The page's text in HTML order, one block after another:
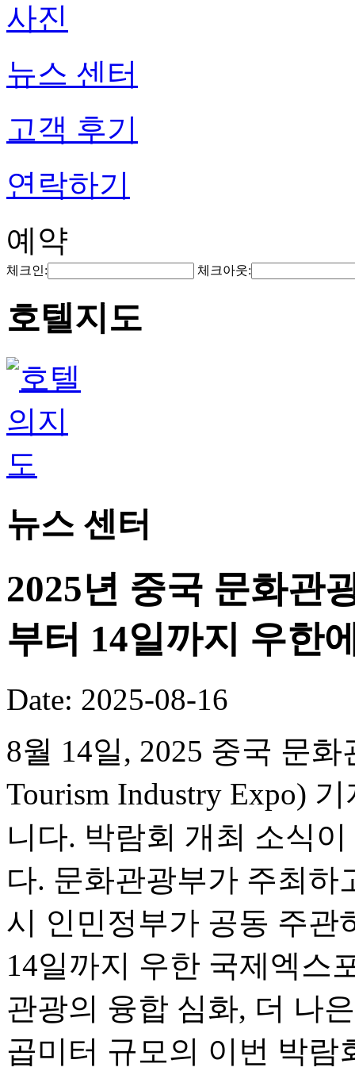
사진
뉴스 센터
고객 후기
연락하기
예약
체크인: 체크아웃:
호텔지도
뉴스 센터
2025년 중국 문화관
부터 14일까지 우한
Date: 2025-08-16
8월 14일, 2025 중국 문
Tourism Industry Expo)
니다. 박람회 개최 소식
다. 문화관광부가 주최
시 인민정부가 공동 주관
14일까지 우한 국제엑스
관광의 융합 심화, 더 나
곱미터 규모의 이번 박람